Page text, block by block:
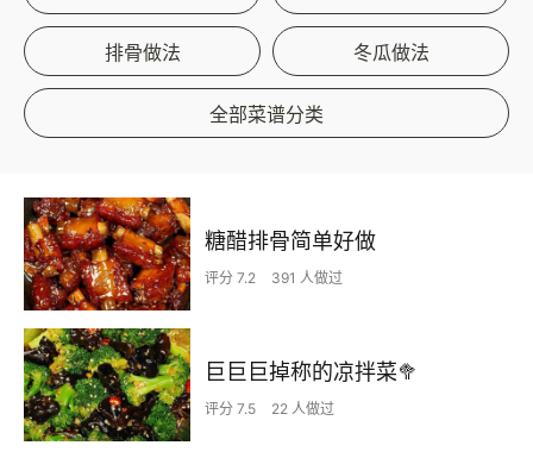
排骨做法 冬瓜做法
全部菜谱分类
糖醋排骨简单好做
评分 7.2 391 人做过
巨巨巨掉称的凉拌菜🥦
评分 7.5 22 人做过